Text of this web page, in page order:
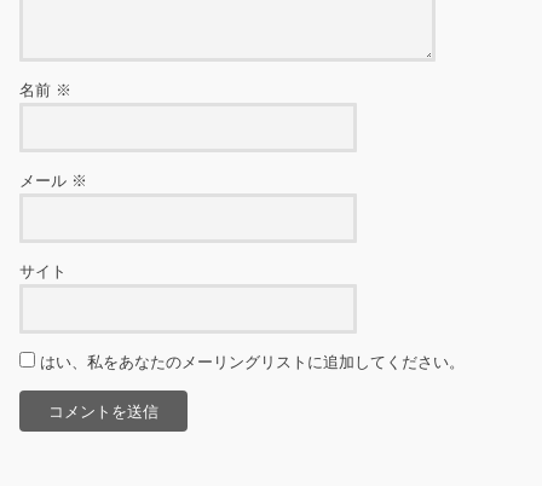
名前 ※
メール ※
サイト
はい、私をあなたのメーリングリストに追加してください。